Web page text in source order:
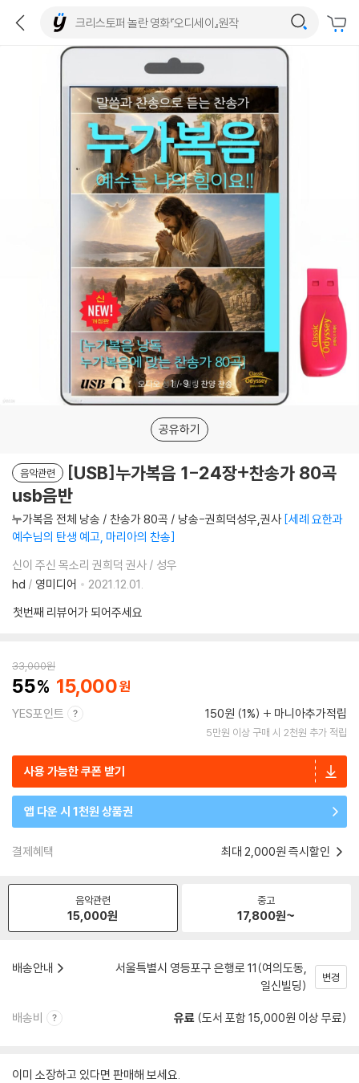
1/9
공유하기
음악관련
[USB]누가복음 1-24장+찬송가 80곡
usb음반
누가복음 전체 낭송 / 찬송가 80곡 / 낭송-권희덕성우,권사 세례 요한과
예수님의 탄생 예고, 마리아의 찬송
신이 주신 목소리 권희덕 권사 / 성우
hd / 영미디어
2021.12.01.
첫번째 리뷰어가 되어주세요
33,000원
55 15,000
YES포인트 150원 (1%) 마니아추가적립
5만원 이상 구매 시 2천원 추가 적립
사용 가능한 쿠폰 받기
앱 다운 시 1천원 상품권
결제혜택 최대 2,000원 즉시할인
음악관련
15,000원
중고
17,800원~
배송안내
서울특별시 영등포구 은행로 11(여의도동,
일신빌딩)
변경
배송비 유료 (도서 포함 15,000원 이상 무료)
이미 소장하고 있다면 판매해 보세요.